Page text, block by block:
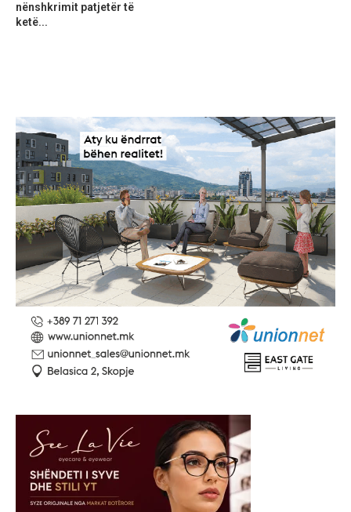
nënshkrimit patjetër të
ketë...